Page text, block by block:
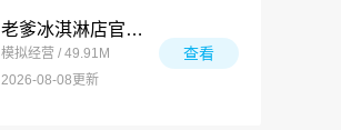
老爹冰淇淋店官方版
模拟经营 / 49.91M
2026-08-08更新
查看